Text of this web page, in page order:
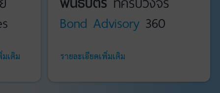
มเติม
Bond Advisory360
รายละเอียดเพิ่มเติม